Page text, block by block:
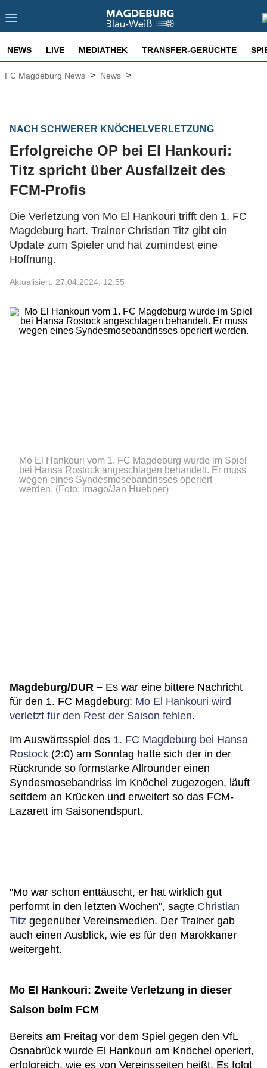
NEWS LIVE MEDIATHEK TRANSFER-GERÜCHTE
FC Magdeburg News > News >
NACH SCHWERER KNÖCHELVERLETZUNG
Erfolgreiche OP bei El Hankouri:
Titz spricht über Ausfallzeit des
FCM-Profis
Die Verletzung von Mo El Hankouri trifft den 1. FC
Magdeburg hart. Trainer Christian Titz gibt ein
Update zum Spieler und hat zumindest eine
Hoffnung.
Aktualisiert: 27.04.2024, 12:55
Mo El Hankouri vom 1. FC Magdeburg wurde im Spiel
bei Hansa Rostock angeschlagen behandelt. Er muss
wegen eines Syndesmosebandrisses operiert
werden. (Foto: imago/Jan Huebner)
Magdeburg/DUR – Es war eine bittere Nachricht
für den 1. FC Magdeburg: Mo El Hankouri wird
verletzt für den Rest der Saison fehlen.
Im Auswärtsspiel des 1. FC Magdeburg bei Hansa
Rostock (2:0) am Sonntag hatte sich der in der
Rückrunde so formstarke Allrounder einen
Syndesmosebandriss im Knöchel zugezogen, läuft
seitdem an Krücken und erweitert so das FCM-
Lazarett im Saisonendspurt.
"Mo war schon enttäuscht, er hat wirklich gut
performt in den letzten Wochen", sagte Christian
Titz gegenüber Vereinsmedien. Der Trainer gab
auch einen Ausblick, wie es für den Marokkaner
weitergeht.
Mo El Hankouri: Zweite Verletzung in dieser
Saison beim FCM
Bereits am Freitag vor dem Spiel gegen den VfL
Osnabrück wurde El Hankouri am Knöchel operiert,
erfolgreich, wie es von Vereinsseiten heißt. Es folgt